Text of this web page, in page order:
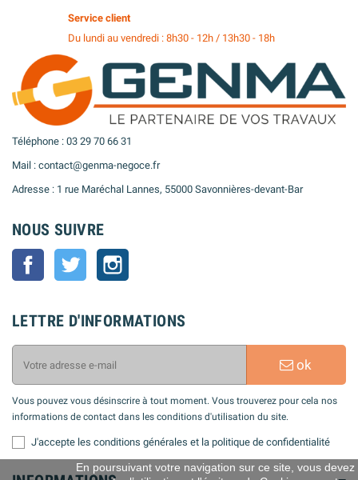
Service client
Du lundi au vendredi : 8h30 - 12h / 13h30 - 18h
Téléphone : 03 29 70 66 31
Mail : contact@genma-negoce.fr
Adresse : 1 rue Maréchal Lannes, 55000 Savonnières-devant-Bar
NOUS SUIVRE
Facebook Twitter
LETTRE D'INFORMATIONS
ok
Vous pouvez vous désinscrire à tout moment. Vous trouverez pour cela nos
informations de contact dans les conditions d'utilisation du site.
J'accepte les conditions générales et la politique de confidentialité
En poursuivant votre navigation sur ce site, vous devez